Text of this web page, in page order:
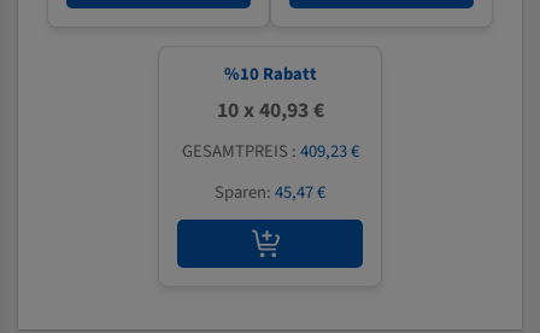
%10 Rabatt
10 x 40,93 €
GESAMTPREIS :409,23 €
Sparen:45,47 €